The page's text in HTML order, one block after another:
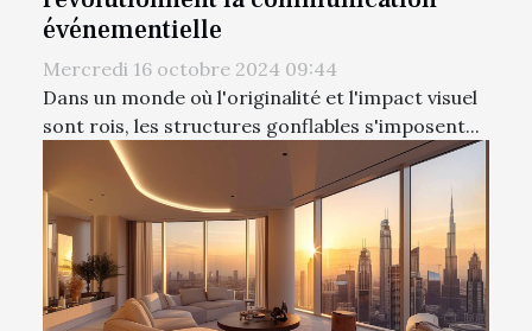
événementielle
Mercredi 16 octobre 2024 09:44
Dans un monde où l'originalité et l'impact visuel
sont rois, les structures gonflables s'imposent...